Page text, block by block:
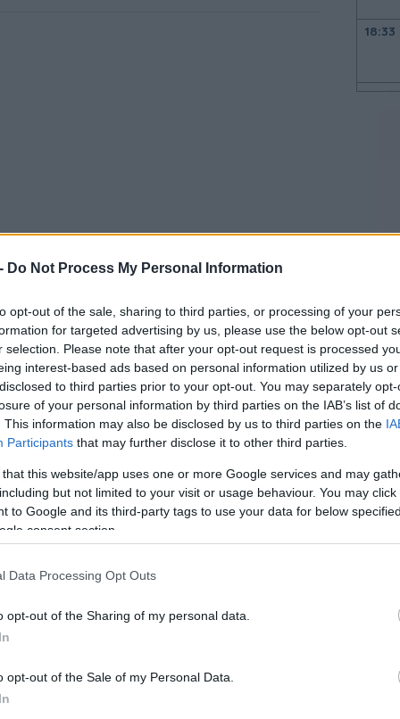
Do Not Process My Personal Information
opt-out of the sale, sharing to third parties, or processing of your
for targeted advertising by us, please use the below opt-out
selection. Please note that after your opt-out request is processed
interest-based ads based on personal information utilized by us
to third parties prior to your opt-out. You may separately
of your personal information by third parties on the IAB’s list of
This information may also be disclosed by us to third parties on the
Participants that may further disclose it to other third parties.
that this website/app uses one or more Google services and may
but not limited to your visit or usage behaviour. You may
to Google and its third-party tags to use your data for below
consent section.
Data Processing Opt Outs
opt-out of the Sharing of my personal data.
opt-out of the Sale of my Personal Data.
άλλα tokens
με το Ether να φτάνει
στα 2.050 δολάρια, ενώ τα Solana, XRP
την αρχή του πολέμου, έχοντας χάσει
Ισραήλ ξεκίνησαν τις επιθέσεις στο
αυτή ανέδειξε τα όρια ενός
στους κύκλους των crypto
να λειτουργεί ως ασφαλές
18:33
18:23
17:53
17:34
17:33
17:29